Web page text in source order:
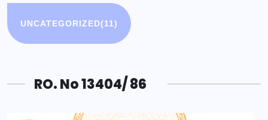
UNCATEGORIZED(11)
RO. No 13404/ 86